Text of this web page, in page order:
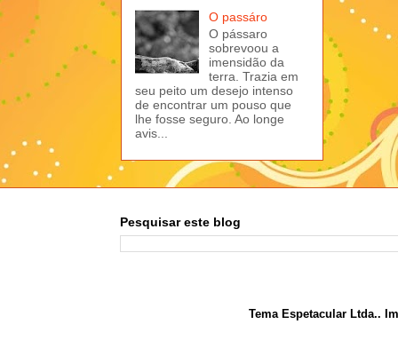
O passáro
O pássaro
sobrevoou a
imensidão da
terra. Trazia em
seu peito um desejo intenso
de encontrar um pouso que
lhe fosse seguro. Ao longe
avis...
Pesquisar este blog
Tema Espetacular Ltda..